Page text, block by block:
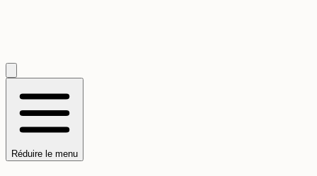
Réduire le menu